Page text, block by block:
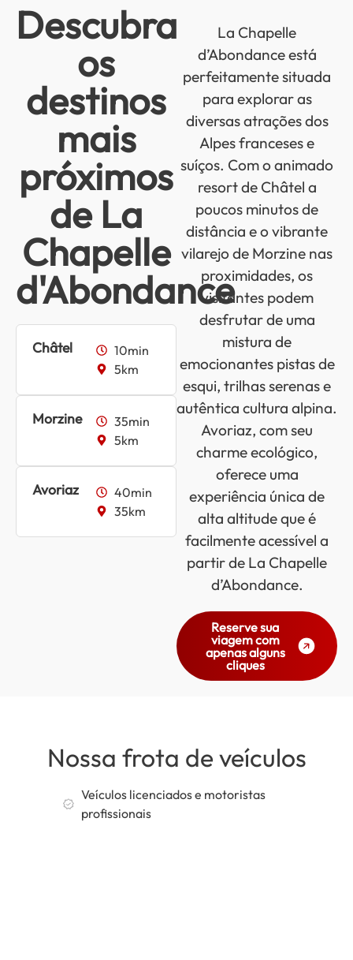
Descubra
os
destinos
mais
próximos
de La
Chapelle
d'Abondance
Châtel
10min
5km
Morzine
35min
5km
Avoriaz
40min
35km
La Chapelle
d’Abondance está
perfeitamente situada
para explorar as
diversas atrações dos
Alpes franceses e
suíços. Com o animado
resort de Châtel a
poucos minutos de
distância e o vibrante
vilarejo de Morzine nas
proximidades, os
visitantes podem
desfrutar de uma
mistura de
emocionantes pistas de
esqui, trilhas serenas e
autêntica cultura alpina.
Avoriaz, com seu
charme ecológico,
oferece uma
experiência única de
alta altitude que é
facilmente acessível a
partir de La Chapelle
d’Abondance.
Reserve sua
viagem com
apenas alguns
cliques
Nossa frota de veículos
Veículos licenciados e motoristas
profissionais